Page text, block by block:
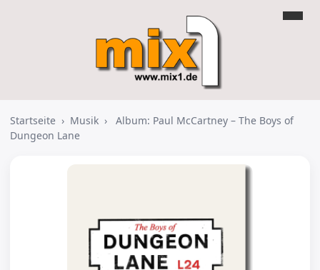
Startseite › Musik ›
Album: Paul McCartney – The Boys of
Dungeon Lane